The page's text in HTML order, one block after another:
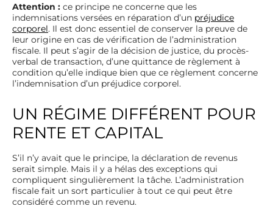
Attention : ce principe ne concerne que les
indemnisations versées en réparation d’un préjudice
corporel. Il est donc essentiel de conserver la preuve de
leur origine en cas de vérification de l’administration
fiscale. Il peut s’agir de la décision de justice, du procès-
verbal de transaction, d’une quittance de règlement à
condition qu’elle indique bien que ce règlement concerne
l’indemnisation d’un préjudice corporel.
UN RÉGIME DIFFÉRENT POUR
RENTE ET CAPITAL
S’il n’y avait que le principe, la déclaration de revenus
serait simple. Mais il y a hélas des exceptions qui
compliquent singulièrement la tâche. L’administration
fiscale fait un sort particulier à tout ce qui peut être
considéré comme un revenu.